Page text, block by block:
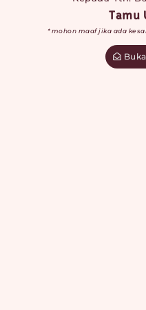
Tamu
*mohon maaf jika ada